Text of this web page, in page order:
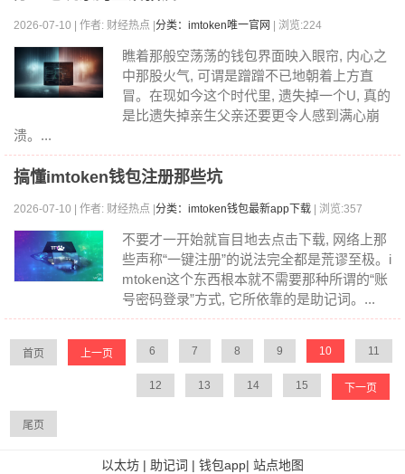
2026-07-10 | 作者: 财经热点 | 分类：imtoken唯一官网 | 浏览:224
瞧着那般空荡荡的钱包界面映入眼帘, 内心之
中那股火气, 可谓是蹭蹭不已地朝着上方直
冒。在现如今这个时代里, 遗失掉一个U, 真的
是比遗失掉亲生父亲还要更令人感到满心崩
溃。...
搞懂imtoken钱包注册那些坑
2026-07-10 | 作者: 财经热点 | 分类：imtoken钱包最新app下载 | 浏览:357
不要才一开始就盲目地去点击下载, 网络上那
些声称“一键注册”的说法完全都是荒谬至极。i
mtoken这个东西根本就不需要那种所谓的“账
号密码登录”方式, 它所依靠的是助记词。...
首页 上一页 6 7 8 9 10 11
12 13 14 15 下一页
尾页
以太坊 | 助记词 | 钱包app| 站点地图